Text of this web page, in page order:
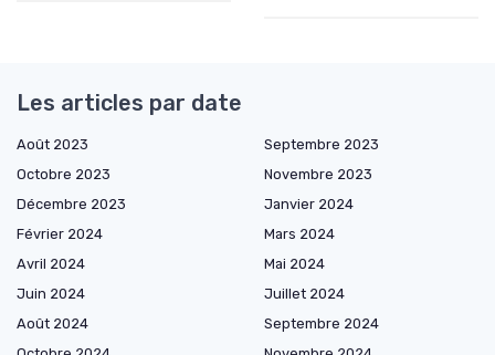
Les articles par date
Août 2023
Septembre 2023
Octobre 2023
Novembre 2023
Décembre 2023
Janvier 2024
Février 2024
Mars 2024
Avril 2024
Mai 2024
Juin 2024
Juillet 2024
Août 2024
Septembre 2024